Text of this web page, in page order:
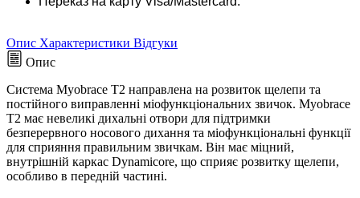
Опис Характеристики Відгуки
Опис
Система Myobrace T2 направлена на розвиток щелепи та
постійного виправленні міофункціональних звичок. Myobrace
T2 має невеликі дихальні отвори для підтримки
безперервного носового дихання та міофункціональні функції
для сприяння правильним звичкам. Він має міцний,
внутрішній каркас Dynamicore, що сприяє розвитку щелепи,
особливо в передній частині.